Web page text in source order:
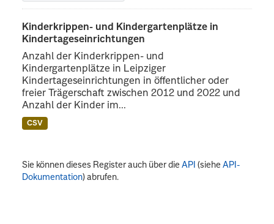
Kinderkrippen- und Kindergartenplätze in
Kindertageseinrichtungen
Anzahl der Kinderkrippen- und
Kindergartenplätze in Leipziger
Kindertageseinrichtungen in öffentlicher oder
freier Trägerschaft zwischen 2012 und 2022 und
Anzahl der Kinder im...
CSV
Sie können dieses Register auch über dieAPI (sieheAPI-
Dokumentation) abrufen.